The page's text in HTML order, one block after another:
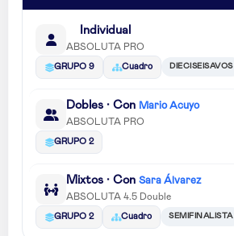
Individual
ABSOLUTA PRO
GRUPO 9 Cuadro DIECISEISAVOS
Dobles · Con Mario Acuyo
ABSOLUTA PRO
GRUPO 2
Mixtos · Con Sara Álvarez
ABSOLUTA 4.5 Double
GRUPO 2 Cuadro SEMIFINALISTA